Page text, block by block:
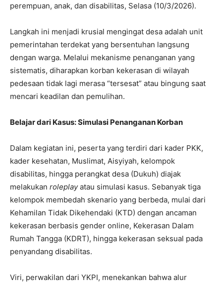
perempuan, anak, dan disabilitas, Selasa (10/3/2026).
Langkah ini menjadi krusial mengingat desa adalah unit
pemerintahan terdekat yang bersentuhan langsung
dengan warga. Melalui mekanisme penanganan yang
sistematis, diharapkan korban kekerasan di wilayah
pedesaan tidak lagi merasa “tersesat” atau bingung saat
mencari keadilan dan pemulihan.
Belajar dari Kasus: Simulasi Penanganan Korban
Dalam kegiatan ini, peserta yang terdiri dari kader PKK,
kader kesehatan, Muslimat, Aisyiyah, kelompok
disabilitas, hingga perangkat desa (Dukuh) diajak
melakukan roleplayatau simulasi kasus. Sebanyak tiga
kelompok membedah skenario yang berbeda, mulai dari
Kehamilan Tidak Dikehendaki (KTD) dengan ancaman
kekerasan berbasis gender online, Kekerasan Dalam
Rumah Tangga (KDRT), hingga kekerasan seksual pada
penyandang disabilitas.
Viri, perwakilan dari YKPI, menekankan bahwa alur